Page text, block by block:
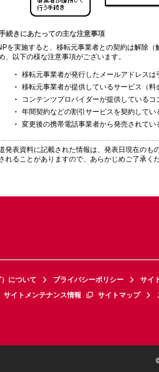
続きにあたっての主な注意事項
を実施すると、移転元事業者との契約は解除
、以下の様な注意事項がございます。
移転元事業者が発行したメールアドレスは
移転元事業者が提供しているサービス（
コンテンツプロバイダーが提供している
年間契約などの割引サービスを契約して
変更後の携帯電話事業者から発売されて
発表資料に記載された情報は、発表日現在のも
れることがありますので、あらかじめご了承く
について プライバシーポリシー
サイ
サイトメンテナンス情報 サイトマップ